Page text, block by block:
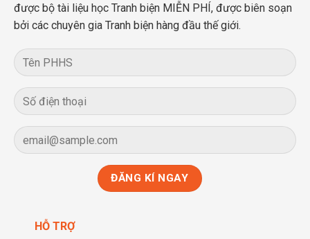
được bộ tài liệu học Tranh biện MIỄN PHÍ, được biên soạn
bởi các chuyên gia Tranh biện hàng đầu thế giới.
HỖ TRỢ